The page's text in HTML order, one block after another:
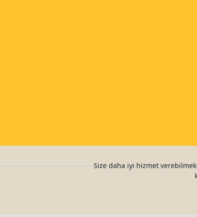
Size daha iyi hizmet